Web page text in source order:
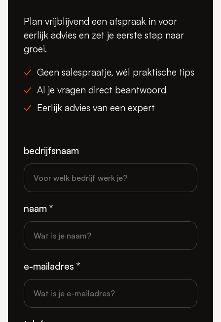
Plan vrijblijvend een afspraak in voor
eerlijk advies en zet je eerste stap naar
groei.
Geen salespraatje, wél praktische tips
Al je vragen direct beantwoord
Eerlijk advies van een expert
bedrijfsnaam
naam *
e-mailadres *